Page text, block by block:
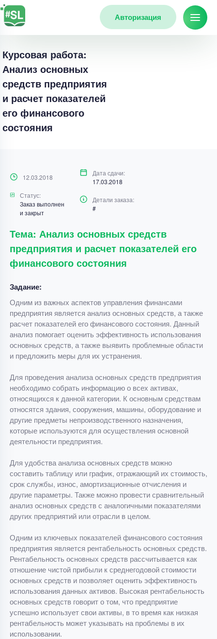
Авторизация
Курсовая работа:
Анализ основных
средств предприятия
и расчет показателей
его финансового
состояния
12.03.2018
Дата сдачи:
17.03.2018
Статус:
Заказ выполнен
и закрыт
Детали заказа:
#
Тема: Анализ основных средств
предприятия и расчет показателей его
финансового состояния
Задание:
Одним из важных аспектов управления финансами
предприятия является анализ основных средств, а также
расчет показателей его финансового состояния. Данный
анализ помогает оценить эффективность использования
основных средств, а также выявить проблемные области
и предложить меры для их устранения.
Для проведения анализа основных средств предприятия
необходимо собрать информацию о всех активах,
относящихся к данной категории. К основным средствам
относятся здания, сооружения, машины, оборудование и
другие предметы непроизводственного назначения,
которые используются для осуществления основной
деятельности предприятия.
Для удобства анализа основных средств можно
составить таблицу или график, отражающий их стоимость,
срок службы, износ, амортизационные отчисления и
другие параметры. Также можно провести сравнительный
анализ основных средств с аналогичными показателями
других предприятий или отрасли в целом.
Одним из ключевых показателей финансового состояния
предприятия является рентабельность основных средств.
Рентабельность основных средств рассчитывается как
отношение чистой прибыли к среднегодовой стоимости
основных средств и позволяет оценить эффективность
использования данных активов. Высокая рентабельность
основных средств говорит о том, что предприятие
успешно использует свои активы, в то время как низкая
рентабельность может указывать на проблемы в их
использовании.